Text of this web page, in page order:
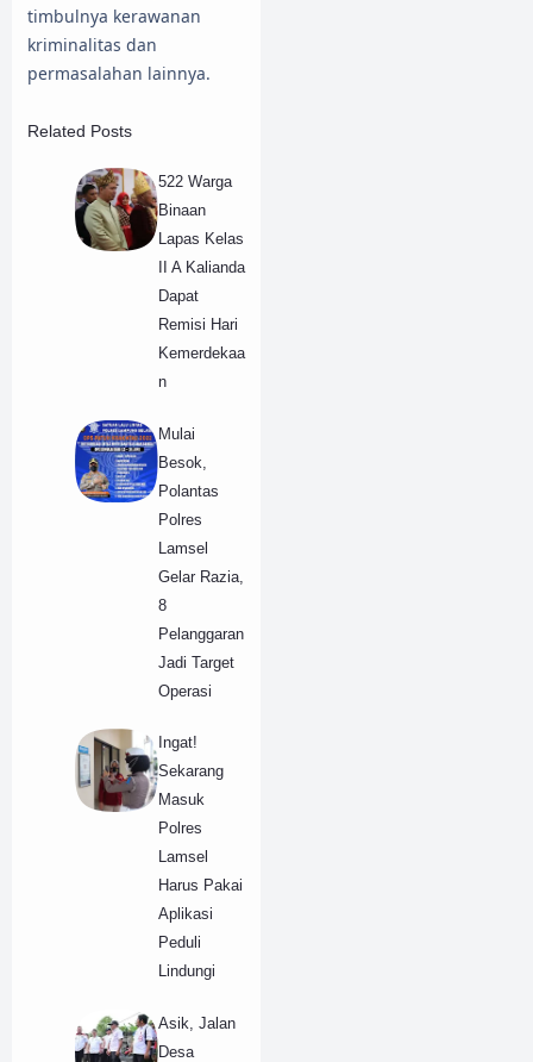
timbulnya kerawanan
kriminalitas dan
permasalahan lainnya.
Related Posts
522 Warga
Binaan
Lapas Kelas
II A Kalianda
Dapat
Remisi Hari
Kemerdekaa
n
Mulai
Besok,
Polantas
Polres
Lamsel
Gelar Razia,
8
Pelanggaran
Jadi Target
Operasi
Ingat!
Sekarang
Masuk
Polres
Lamsel
Harus Pakai
Aplikasi
Peduli
Lindungi
Asik, Jalan
Desa